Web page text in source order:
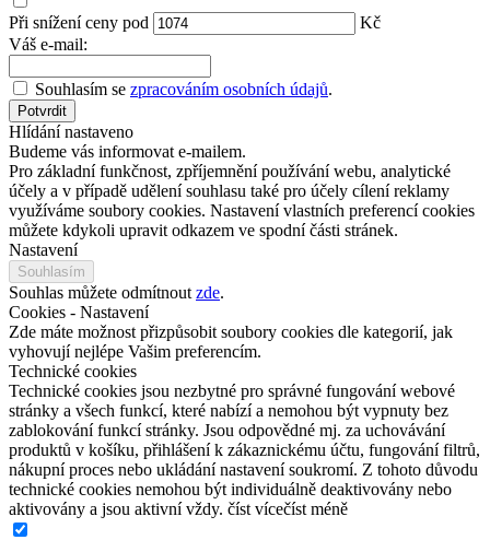
Při sníženíceny pod
Kč
Váš e-mail:
Souhlasím se zpracováním osobních údajů.
Potvrdit
Hlídání nastaveno
Budeme vás informovat e-mailem.
Pro základní funkčnost, zpříjemnění používání webu, analytické
účely a v případě udělení souhlasu také pro účely cílení reklamy
využíváme soubory cookies. Nastavení vlastních preferencí cookies
můžete kdykoli upravit odkazem ve spodní části stránek.
Nastavení
Souhlasím
Souhlas můžete odmítnout zde.
Cookies - Nastavení
Zde máte možnost přizpůsobit soubory cookies dle kategorií, jak
vyhovují nejlépe Vašim preferencím.
Technické cookies
Technické cookies jsou nezbytné pro správné fungování webové
stránky a všech funkcí, které nabízí a nemohou být vypnuty bez
zablokování funkcí stránky. Jsou odpovědné mj. za uchovávání
produktů v košíku, přihlášení k zákaznickému účtu, fungování filtrů,
nákupní proces nebo ukládání nastavení soukromí. Z tohoto důvodu
technické cookies nemohou být individuálně deaktivovány nebo
aktivovány a jsou aktivní vždy. číst vícečíst méně